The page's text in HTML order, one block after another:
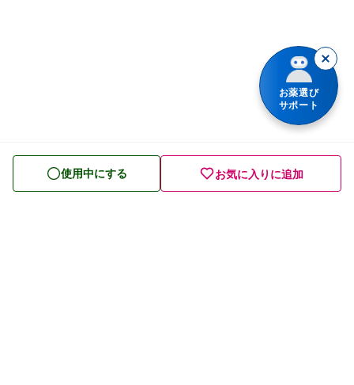
皮膚薬 使用中にする お気に入りに追加
お薬選び
サポート